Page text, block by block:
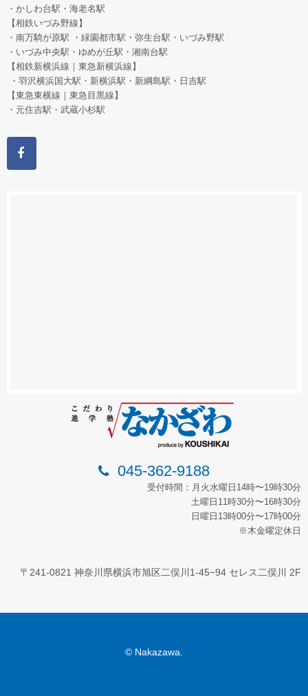
・かしわ台駅・海老名駅
【相鉄いづみ野線】
・南万騎が原駅 ・緑園都市駅・弥生台駅・いづみ野駅
・いづみ中央駅・ゆめが丘駅・湘南台駅
【相鉄新横浜線｜東急新横浜線】
・羽沢横浜国大駅・新横浜駅・新綱島駅・日吉駅
【東急東横線｜東急目黒線】
・元住吉駅・武蔵小杉駅
045-362-9188
受付時間：月火水曜日14時〜19時30分
土曜日11時30分〜16時30分
日曜日13時00分〜17時00分
※木金曜定休日
〒241-0821 神奈川県横浜市旭区二俣川1-45−94 セレス二俣川 2F
© Nakazawa.